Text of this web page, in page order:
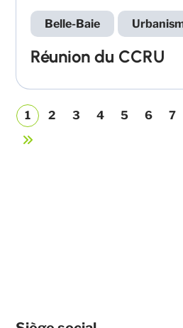
Belle-Baie
Réunion du CCRU
1 2 3 4 5 6 7